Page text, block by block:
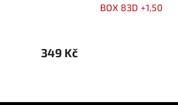
BOX 83D +1,50
349 Kč